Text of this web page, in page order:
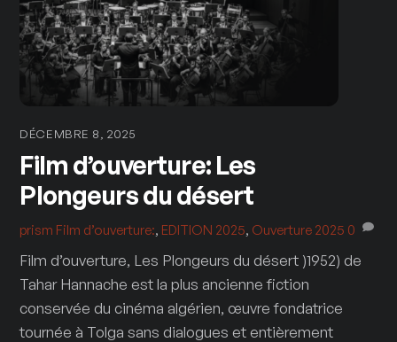
DÉCEMBRE 8, 2025
Film d’ouverture: Les
Plongeurs du désert
prism Film d’ouverture:, EDITION 2025, Ouverture 2025 0
Film d’ouverture, Les Plongeurs du désert )1952) de
Tahar Hannache est la plus ancienne fiction
conservée du cinéma algérien, œuvre fondatrice
tournée à Tolga sans dialogues et entièrement